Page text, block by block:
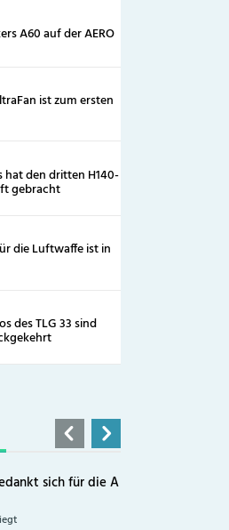
A60 auf der AERO
ist zum ersten
hat den dritten H140-
gebracht
die Luftwaffe ist in
des TLG 33 sind
sich für die A